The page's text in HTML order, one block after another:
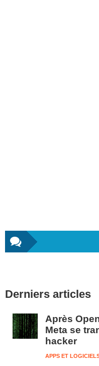
latérale
Derniers articles
Après
Meta se
hacker
APPS ET